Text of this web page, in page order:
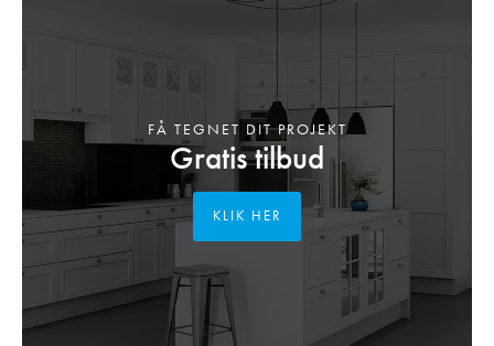
Gratis tilbud
FÅ TEGNET DIT PROJEKT
KLIK HER